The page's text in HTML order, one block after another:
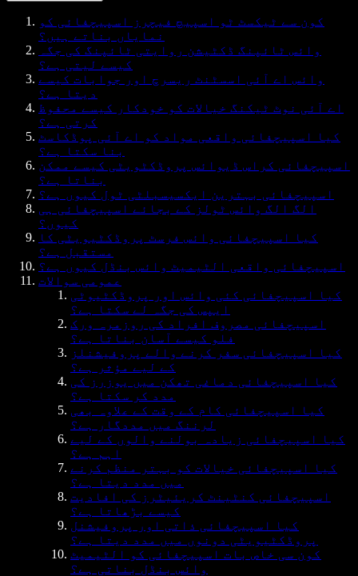
کون سے ٹیکسٹ ٹو اسپیچ فیچرز اسپیچفائی کو
نمایاں بناتے ہیں؟
وائس ٹائپنگ ڈکٹیشن روایتی ٹائپنگ کی جگہ
کیسے لیتی ہے؟
وائس اے آئی اسسٹنٹ ریسرچ اور جوابات کیسے
دیتا ہے؟
اے آئی نوٹ ٹیکنگ خیالات کو خودکار کیسے محفوظ
کرتی ہے؟
کیا اسپیچفائی واقعی مواد کو اے آئی پوڈکاسٹ
بنا سکتا ہے؟
اسپیچفائی کراس ڈیوائس پروڈکٹویٹی کیسے ممکن
بناتا ہے؟
اسپیچفائی بہترین ایکسیسبلٹی ٹول کیوں ہے؟
الگ الگ وائس ٹولز کے بجائے اسپیچفائی ہی
کیوں؟
کیا اسپیچفائی وائس فرسٹ پروڈکٹیویٹی کا
مستقبل ہے؟
اسپیچفائی واقعی الٹیمیٹ وائس بنڈل کیوں ہے؟
عمومی سوالات
کیا اسپیچفائی کئی وائس اور پروڈکٹیوٹی
ایپس کی جگہ لے سکتا ہے؟
اسپیچفائی مصروف افراد کی روزمرہ ورک
فلو کیسے آسان بناتا ہے؟
کیا اسپیچفائی سفر کرنے والے پروفیشنلز
کے لیے مؤثر ہے؟
کیا اسپیچفائی دماغی تھکن میں یوزرز کی
مدد کر سکتا ہے؟
کیا اسپیچفائی کام کے وقت کے علاوہ بھی
لرننگ میں مددگار ہے؟
کیا اسپیچفائی زیادہ بولنے والوں کے لیے
اہم ہے؟
کیا اسپیچفائی خیالات کو بہتر منظم کرنے
میں مدد دیتا ہے؟
اسپیچفائی کنٹینٹ کریئیٹرز کی افادیت
کیسے بڑھاتا ہے؟
کیا اسپیچفائی ذاتی اور پروفیشنل
پروڈکٹیویٹی دونوں میں مدد دیتا ہے؟
کون سی خاص بات اسپیچفائی کو الٹیمیٹ
وائس بنڈل بناتی ہے؟